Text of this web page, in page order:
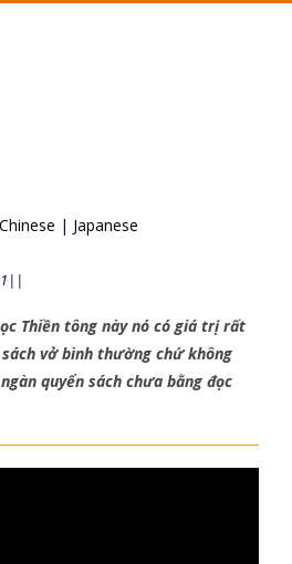
Chinese | Japanese
Thiền tông này nó có giá trị rất
vở bình thường chứ không
quyển sách chưa bằng đọc